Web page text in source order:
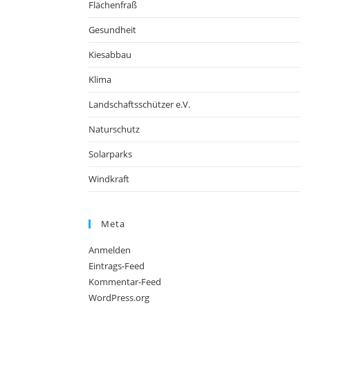
Flächenfraß
Gesundheit
Kiesabbau
Klima
Landschaftsschützer e.V.
Naturschutz
Solarparks
Windkraft
Meta
Anmelden
Eintrags-Feed
Kommentar-Feed
WordPress.org